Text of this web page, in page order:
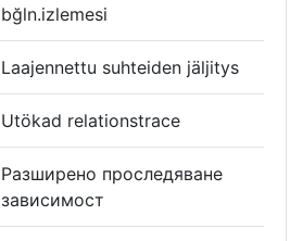
bğln.izlemesi
Laajennettu suhteiden jäljitys
Utökad relationstrace
Разширено проследяване
зависимост